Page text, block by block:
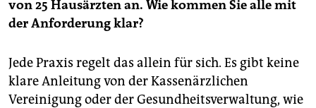
von 25 Hausärzten an. Wie kommen Sie alle mit
der Anforderung klar?
Jede Praxis regelt das allein für sich. Es gibt keine
klare Anleitung von der Kassenärzlichen
Vereinigung oder der Gesundheitsverwaltung, wie